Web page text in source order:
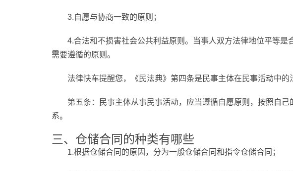
3.自愿与协商一致的原则；
4.合法和不损害社会公共利益原则。当事人双方法律地位平等是
需要遵循的原则。
法律快车提醒您，《民法典》第四条是民事主体在民事活动中的
第五条：民事主体从事民事活动，应当遵循自愿原则，按照自
系。
三、仓储合同的种类有哪些
1.根据仓储合同的原因，分为一般仓储合同和指令仓储合同；